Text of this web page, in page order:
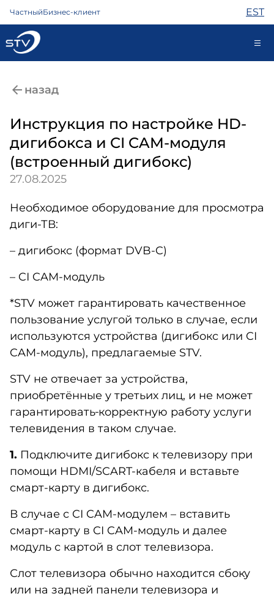
ЧастныйБизнес-клиент EST
Интернет
ТВ
Телефон
Помощь
Магазин
Контакты
Новости
назад
Инструкция по настройке HD-
дигибокса и CI CAM-модуля
(встроенный дигибокс)
27.08.2025
Необходимое оборудование для просмотра
диги-ТВ:
– дигибокс (формат DVB-C)
– CI CAM-модуль
*STV может гарантировать качественное
пользование услугой только в случае, если
используются устройства (дигибокс или CI
CAM-модуль), предлагаемые STV.
STV не отвечает за устройства,
приобретённые у третьих лиц, и не может
гарантировать корректную работу услуги
телевидения в таком случае.
1. Подключите дигибокс к телевизору при
помощи HDMI/SCART-кабеля и вставьте
смарт-карту в дигибокс.
В случае с CI CAM-модулем – вставить
смарт-карту в CI CAM-модуль и далее
модуль с картой в слот телевизора.
Слот телевизора обычно находится сбоку
или на задней панели телевизора и